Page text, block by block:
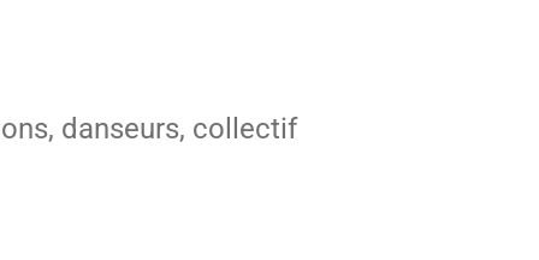
danseurs, collectif